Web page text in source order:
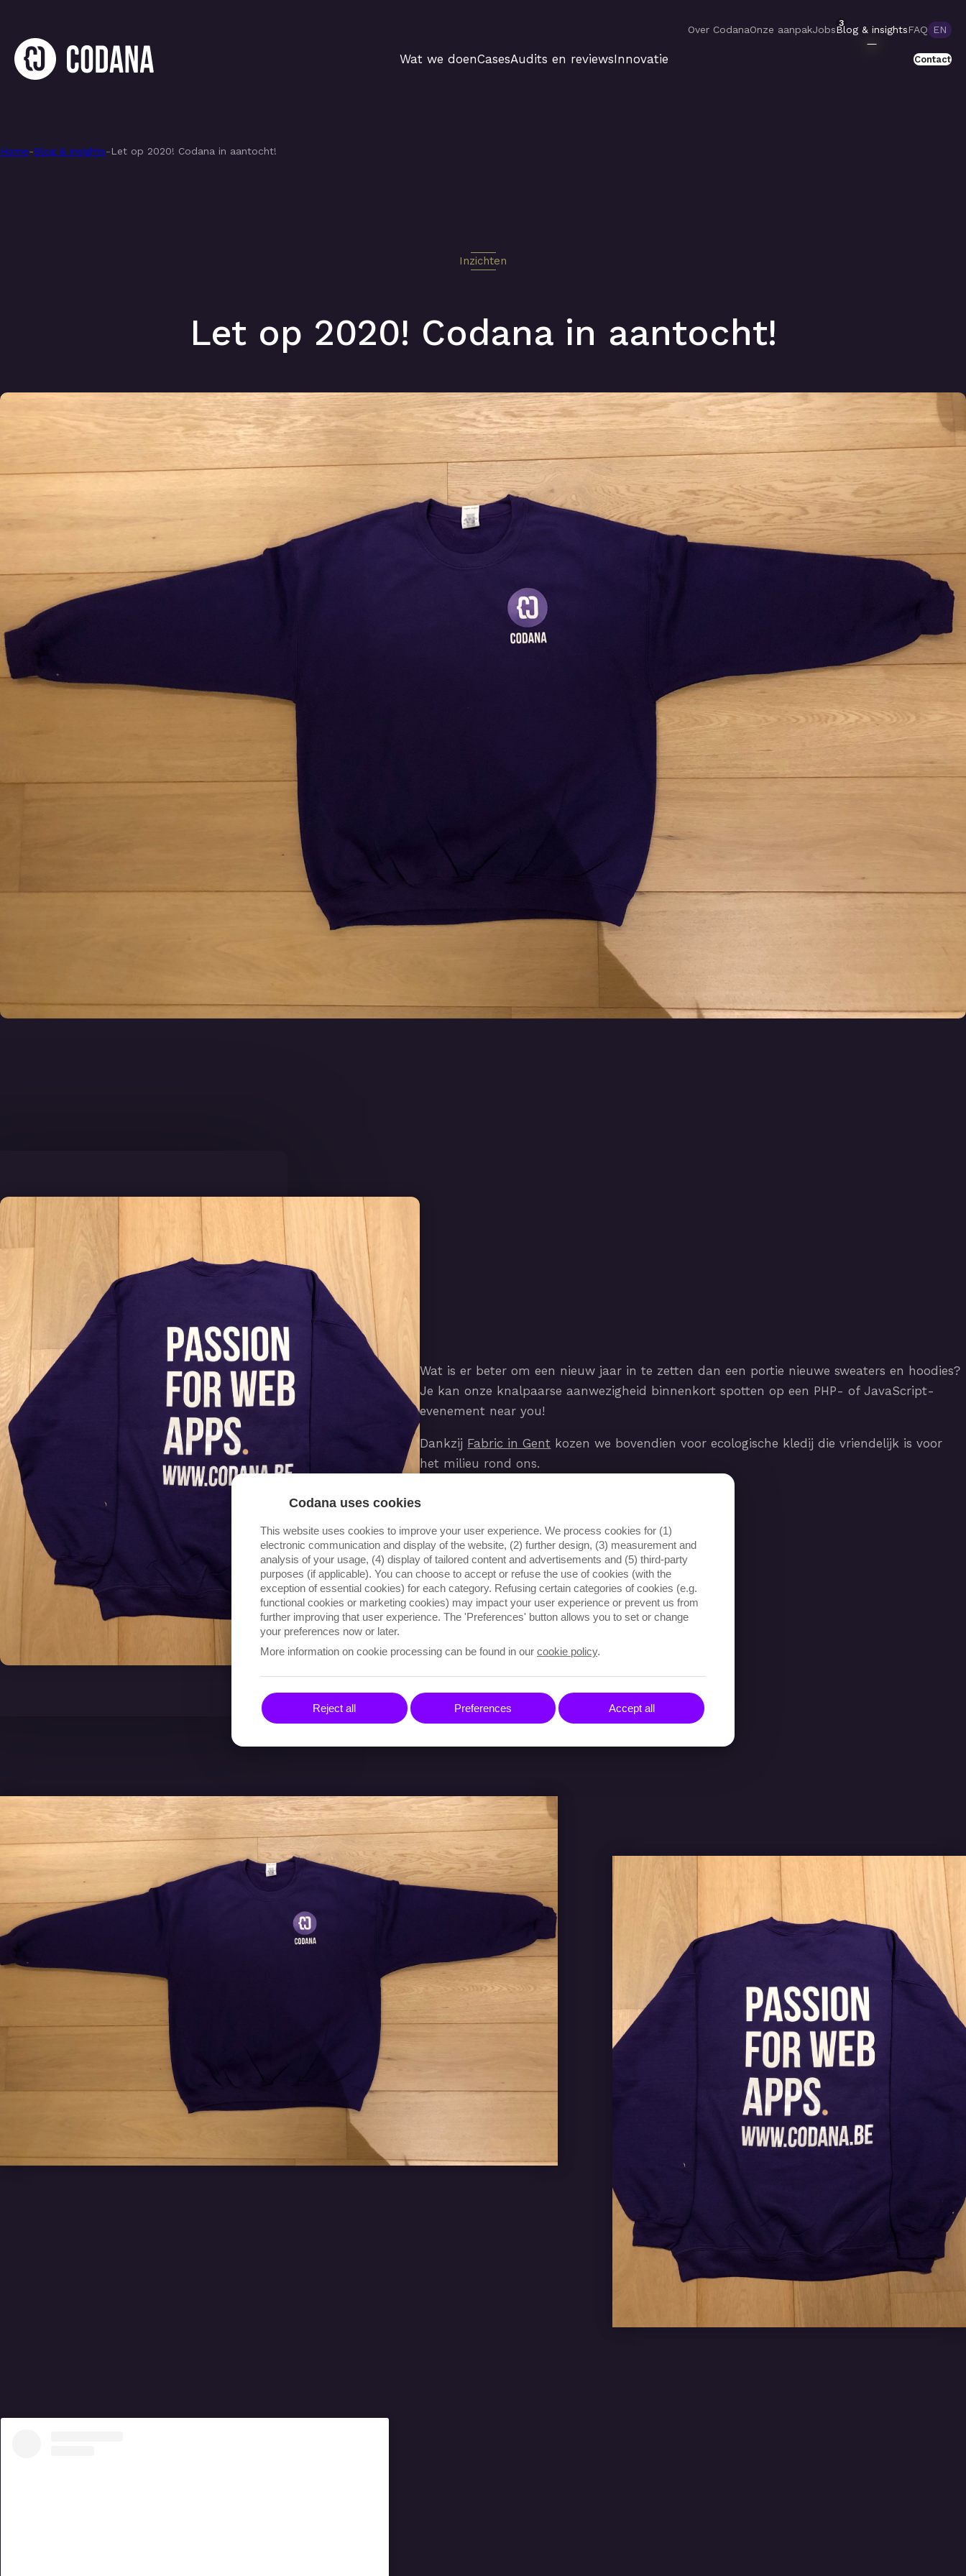
Over CodanaOnze aanpakJobs
3
Blog & insightsFAQ EN
Wat we doenCasesAudits en reviewsInnovatie Contact
Home-Blog & insights-Let op 2020! Codana in aantocht!
Inzichten
Let op 2020! Codana in aantocht!
Wat is er beter om een nieuw jaar in te zetten dan een portie nieuwe sweaters en hoodies?
Je kan onze knalpaarse aanwezigheid binnenkort spotten op een PHP- of JavaScript-
evenement near you!
Dankzij Fabric in Gent kozen we bovendien voor ecologische kledij die vriendelijk is voor
het milieu rond ons.
Codana uses cookies
This website uses cookies to improve your user experience. We process cookies for (1)
electronic communication and display of the website, (2) further design, (3) measurement and
analysis of your usage, (4) display of tailored content and advertisements and (5) third-party
purposes (if applicable). You can choose to accept or refuse the use of cookies (with the
exception of essential cookies) for each category. Refusing certain categories of cookies (e.g.
functional cookies or marketing cookies) may impact your user experience or prevent us from
further improving that user experience. The 'Preferences' button allows you to set or change
your preferences now or later.
More information on cookie processing can be found in our cookie policy.
Reject all Preferences Accept all